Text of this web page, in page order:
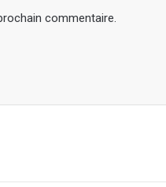
commentaire.